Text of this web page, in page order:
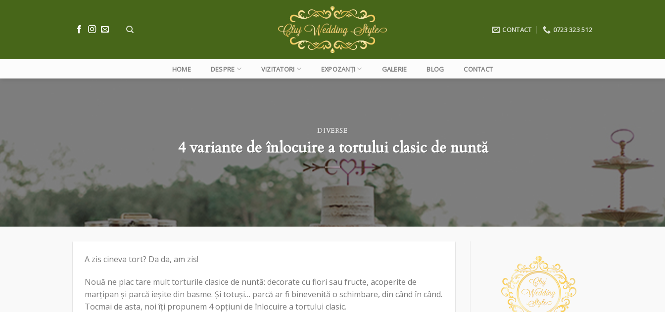
CONTACT 0723 323 512
HOME DESPRE VIZITATORI EXPOZANȚI GALERIE BLOG CONTACT
DIVERSE
4 variante de înlocuire a tortului clasic de nuntă
A zis cineva tort? Da da, am zis!
Nouă ne plac tare mult torturile clasice de nuntă: decorate cu flori sau fructe, acoperite de
marțipan și parcă ieșite din basme. Și totuși… parcă ar fi binevenită o schimbare, din când în când.
Tocmai de asta, noi îți propunem 4 opțiuni de înlocuire a tortului clasic.